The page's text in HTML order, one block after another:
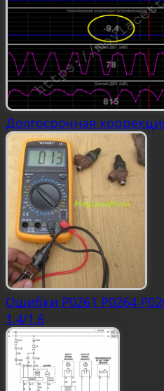
Долгосрочная
Ошибки P0261 P0264
1.4/1.6